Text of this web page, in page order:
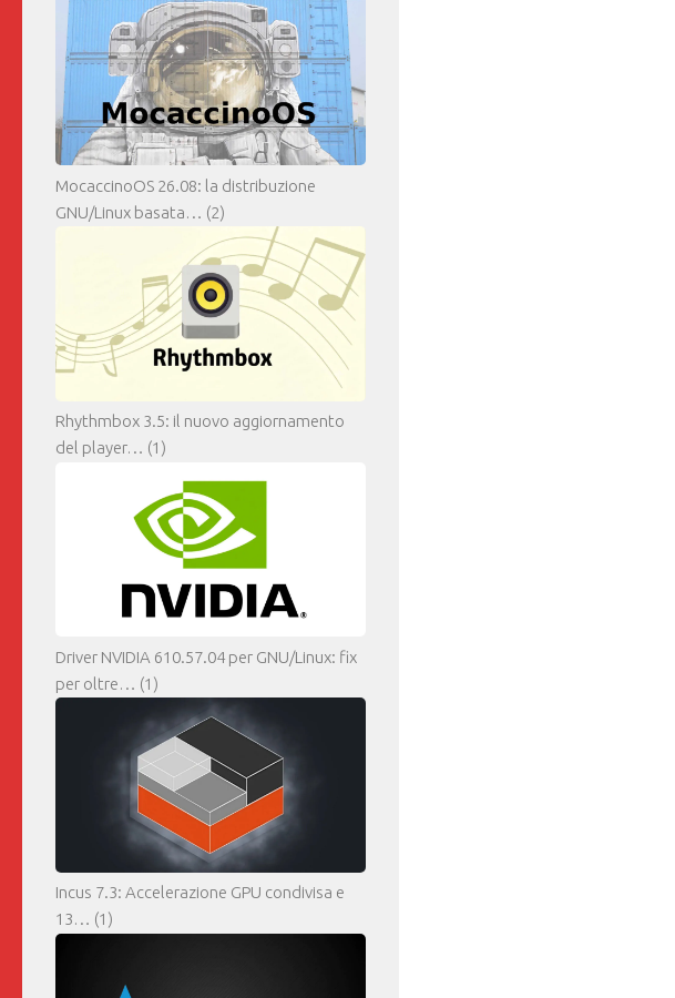
MocaccinoOS 26.08: la distribuzione
GNU/Linux basata… (2)
Rhythmbox 3.5: il nuovo aggiornamento
del player… (1)
Driver NVIDIA 610.57.04 per GNU/Linux: fix
per oltre… (1)
Incus 7.3: Accelerazione GPU condivisa e
13… (1)